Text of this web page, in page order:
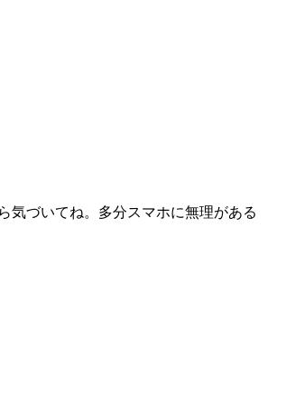
気づいてね。多分スマホに無理がある